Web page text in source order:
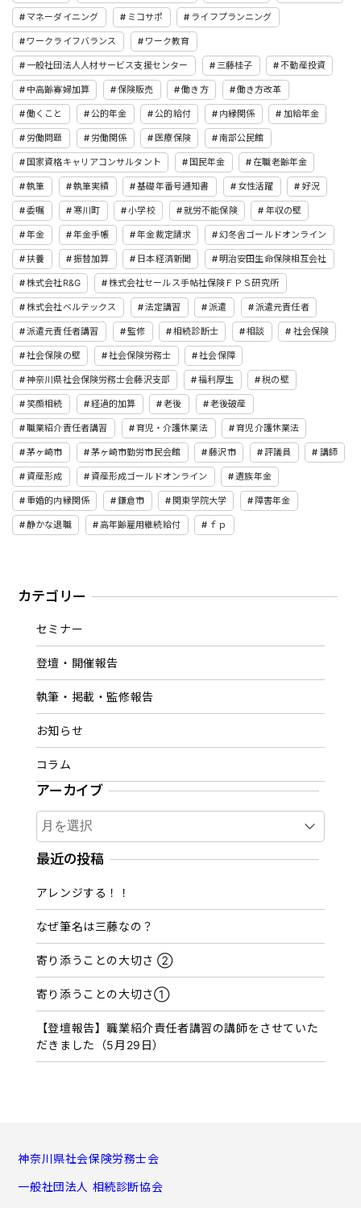
マネーダイニング ミコサポ ライフプランニング
ワークライフバランス ワーク教育
一般社団法人人材サービス支援センター 三藤桂子 不動産投資
中高齢寡婦加算 保険販売 働き方 働き方改革
働くこと 公的年金 公的給付 内縁関係 加給年金
労働問題 労働関係 医療保険 南部公民館
国家資格キャリアコンサルタント 国民年金 在職老齢年金
執筆 執筆実績 基礎年番号通知書 女性活躍 好況
委嘱 寒川町 小学校 就労不能保険 年収の壁
年金 年金手帳 年金裁定請求 幻冬舎ゴールドオンライン
扶養 振替加算 日本経済新聞 明治安田生命保険相互会社
株式会社R&G 株式会社セールス手帖社保険ＦＰＳ研究所
株式会社ベルテックス 法定講習 派遣 派遣元責任者
派遣元責任者講習 監修 相続診断士 相談 社会保険
社会保険の壁 社会保険労務士 社会保障
神奈川県社会保険労務士会藤沢支部 福利厚生 税の壁
笑顔相続 経過的加算 老後 老後破産
職業紹介責任者講習 育児・介護休業法 育児介護休業法
茅ヶ崎市 茅ヶ崎市勤労市民会館 藤沢市 評議員 講師
資産形成 資産形成ゴールドオンライン 遺族年金
重婚的内縁関係 鎌倉市 関東学院大学 障害年金
静かな退職 高年齢雇用継続給付 ｆｐ
カテゴリー
セミナー
登壇・開催報告
執筆・掲載・監修報告
お知らせ
コラム
アーカイブ
ア
ー
カ
ブ
最近の投稿
アレンジする！！
なぜ筆名は三藤なの？
寄り添うことの大切さ ②
寄り添うことの大切さ①
【登壇報告】職業紹介責任者講習の講師をさせていた
だきました（5月29日）
神奈川県社会保険労務士会
一般社団法人 相続診断協会